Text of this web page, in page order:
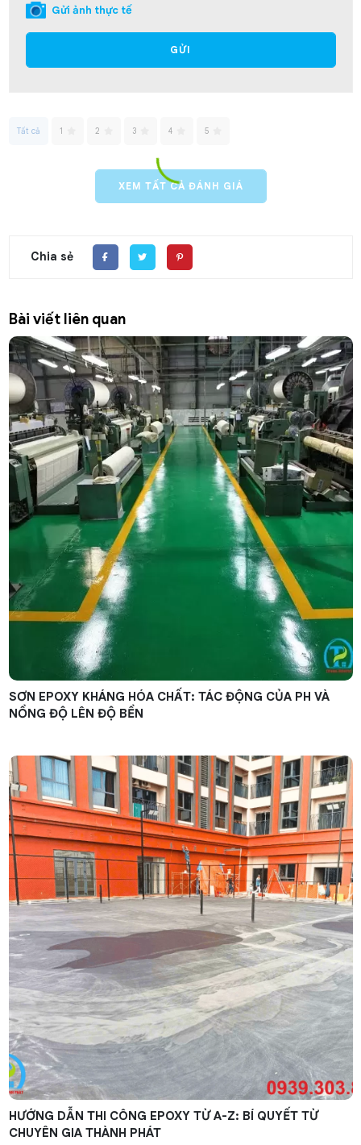
Gửi ảnh thực tế
GỬI
Tất cả 1 2 3 4 5
XEM TẤT CẢ ĐÁNH GIÁ
Chia sẻ
Bài viết liên quan
SƠN EPOXY KHÁNG HÓA CHẤT: TÁC ĐỘNG CỦA PH VÀ
NỒNG ĐỘ LÊN ĐỘ BỀN
HƯỚNG DẪN THI CÔNG EPOXY TỪ A-Z: BÍ QUYẾT TỪ
CHUYÊN GIA THÀNH PHÁT